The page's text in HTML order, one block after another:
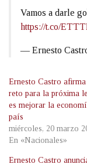
Vamos a darle
https://t.co/
— Ernesto
Ernesto Castro
reto para la próxima
es mejorar la
país
miércoles, 20 marzo
En «Nacionales»
Ernesto Castro